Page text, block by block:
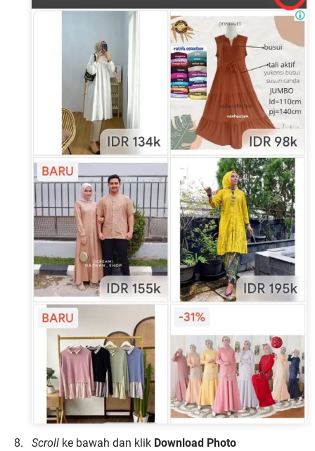
Scroll ke bawah dan klik Download Photo